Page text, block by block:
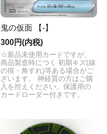
鬼の仮面 【-】
300円(内税)
☆新品未使用カードですが、
商品製造時につく 初期キズ(線
の痕・角すれ)等ある場合がご
ざいます。 神経質の方はご購
入を控えください。保護用の
カードローダー付きです。